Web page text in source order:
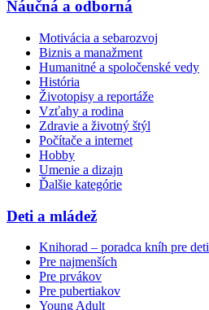
Náučná a odborná
Motivácia a sebarozvoj
Biznis a manažment
Humanitné a spoločenské vedy
História
Životopisy a reportáže
Vzťahy a rodina
Zdravie a životný štýl
Počítače a internet
Hobby
Umenie a dizajn
Ďalšie kategórie
Deti a mládež
Knihorad – poradca kníh pre deti
Pre najmenších
Pre prvákov
Pre pubertiakov
Young Adult